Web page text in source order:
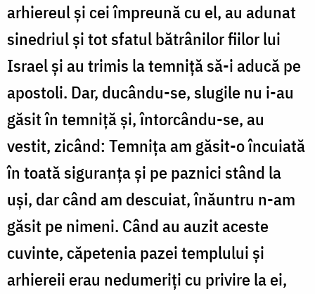
arhiereul și cei împreună cu el, au adunat
sinedriul și tot sfatul bătrânilor fiilor lui
Israel și au trimis la temniță să-i aducă pe
apostoli. Dar, ducându-se, slugile nu i-au
găsit în temniță și, întorcându-se, au
vestit, zicând: Temnița am găsit-o încuiată
în toată siguranța și pe paznici stând la
uși, dar când am descuiat, înăuntru n-am
găsit pe nimeni. Când au auzit aceste
cuvinte, căpetenia pazei templului și
arhiereii erau nedumeriți cu privire la ei,